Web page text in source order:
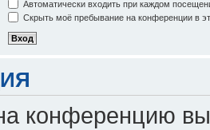
Автоматически входить при каждом
Скрыть моё пребывание на конференции в
конференцию